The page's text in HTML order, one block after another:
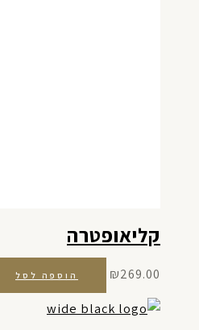
קליאופטרה
₪269.00 הוספה לסל